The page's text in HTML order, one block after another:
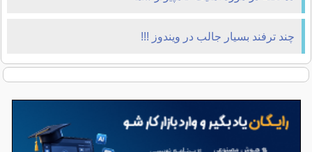
چند ترفند بسيار جالب در ويندوز !!!